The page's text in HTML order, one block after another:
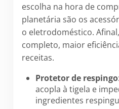
escolha na hora de
planetária são os
o eletrodoméstico.
completo, maior
receitas.
Protetor de respingo
acopla à tigela e
ingredientes